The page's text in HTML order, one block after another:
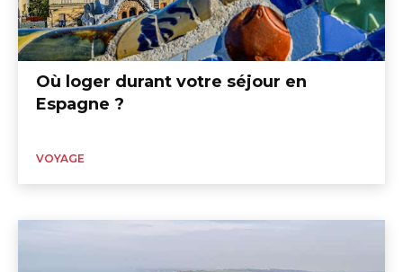
Où loger durant votre séjour en
Espagne ?
VOYAGE